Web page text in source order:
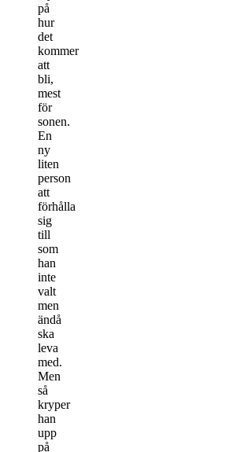
på
hur
det
kommer
att
bli,
mest
för
sonen.
En
ny
liten
person
att
förhålla
sig
till
som
han
inte
valt
men
ändå
ska
leva
med.
Men
så
kryper
han
upp
på